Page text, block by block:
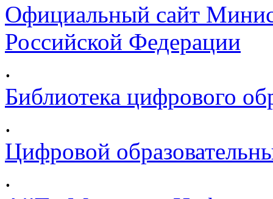
Официальный сайт
Российской Федерации
.
Библиотека цифрового
.
Цифровой
.